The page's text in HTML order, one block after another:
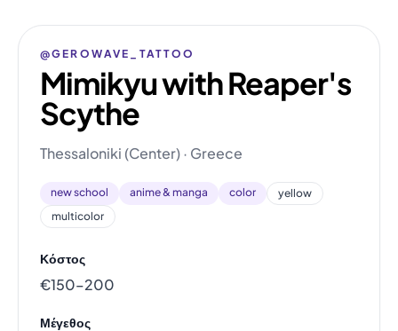
@GEROWAVE_TATTOO
Mimikyu with Reaper's
Scythe
Thessaloniki (Center) · Greece
new school anime & manga color
yellow
multicolor
Κόστος
€150–200
Μέγεθος